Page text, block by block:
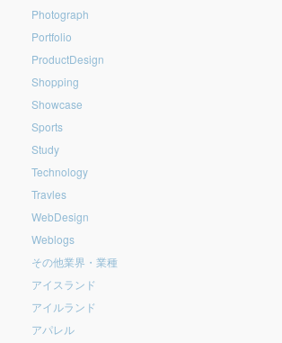
Photograph
Portfolio
ProductDesign
Shopping
Showcase
Sports
Study
Technology
Travles
WebDesign
Weblogs
その他業界・業種
アイスランド
アイルランド
アパレル